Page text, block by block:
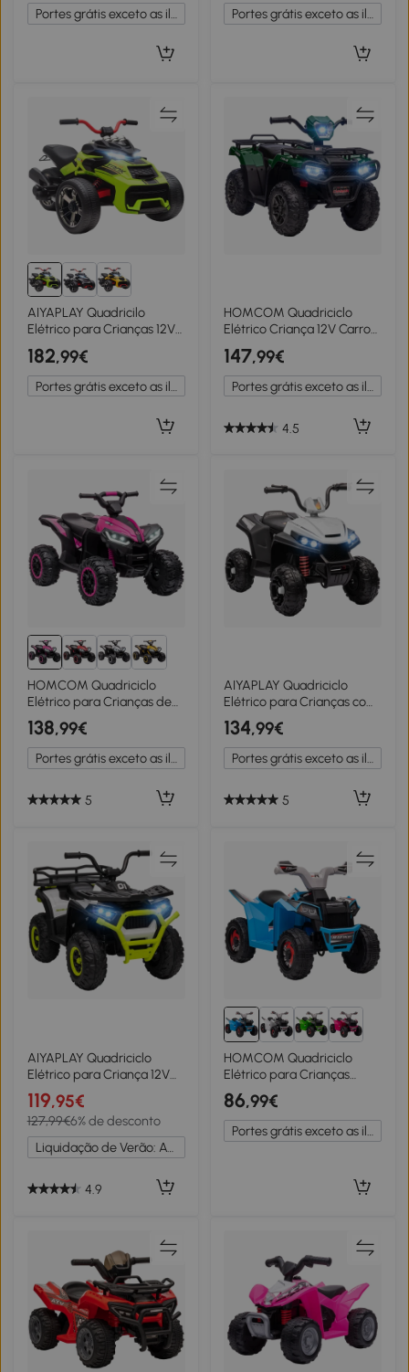
2 Velocidades 3-5 Km/h
Amarelo
Portes grátis exceto as ilhas
e Retrocesso 100x65x73cm
Branco
Portes grátis exceto as ilhas
AIYAPLAY Quadricilo
Elétrico para Crianças 12V
com 2 Motores Velocidade
até 5 km/h 3 Rodas Faróis
Buzina Música 113x74x63
cm Verde
182,99€
HOMCOM Quadriciclo
Elétrico Criança 12V Carro
Elétrico Crianças Motor
Duplo Faróis e Música
88x45x50cm Verde
147,99€
4.5
HOMCOM Quadriciclo
Elétrico para Crianças de
3-5 Anos Veículo Eléctrico a
Bateria 12V com 2 Motores
83x53x55,5 cm Rosa
138,99€
Portes grátis exceto as ilhas
5
AIYAPLAY Quadriciclo
Elétrico para Crianças com
Bateria 12V Faróis e Música
Carga 30 kg 85x55,5x62
cm Branco
134,99€
Portes grátis exceto as ilhas
5
AIYAPLAY Quadriciclo
Elétrico para Criança 12V
Faróis Música MP3
Velocidade Ajustável e
Cesta de Arrumação
88x50x57,5 cm Verde
119,95€
127,99€6% de desconto
Liquidação de Verão: Até -20%
4.9
HOMCOM Quadriciclo
Elétrico para Crianças
Veículo Elétrico a Bateria de
6V com Velocidade de 2,5
km/h 70x41,5x48,5 cm Azul
86,99€
Portes grátis exceto as ilhas